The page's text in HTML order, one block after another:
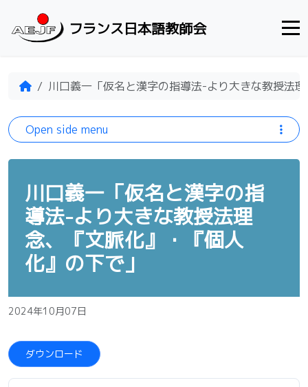
フランス日本語教師会
Home川口義一「仮名と漢字の指導法-より大きな教授法
川口義一「仮名と漢字の指
導法-より大きな教授法理
念、『文脈化』・『個人
化』の下で」
2024年10月07日
ダウンロード
Open side menu